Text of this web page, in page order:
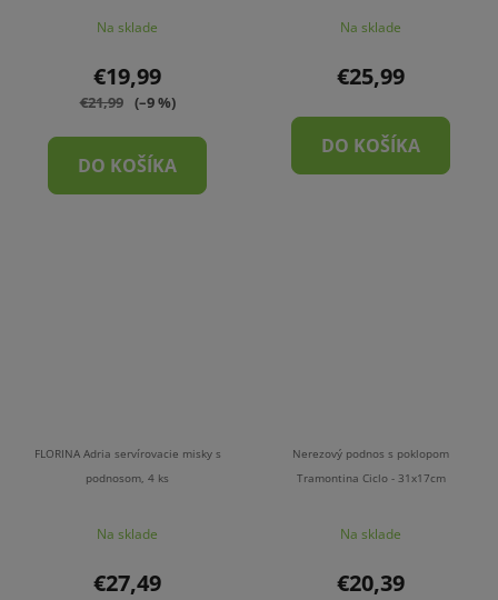
Na sklade
€19,99
€21,99 (–9 %)
DO KOŠÍKA
Na sklade
€25,99
DO KOŠÍKA
FLORINA Adria servírovacie misky s
podnosom, 4 ks
Na sklade
€27,49
Nerezový podnos s poklopom
Tramontina Ciclo - 31x17cm
Na sklade
€20,39